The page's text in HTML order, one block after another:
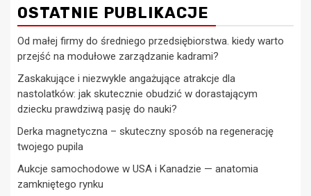
OSTATNIE PUBLIKACJE
Od małej firmy do średniego przedsiębiorstwa. kiedy warto
przejść na modułowe zarządzanie kadrami?
Zaskakujące i niezwykle angażujące atrakcje dla
nastolatków: jak skutecznie obudzić w dorastającym
dziecku prawdziwą pasję do nauki?
Derka magnetyczna – skuteczny sposób na regenerację
twojego pupila
Aukcje samochodowe w USA i Kanadzie — anatomia
zamkniętego rynku